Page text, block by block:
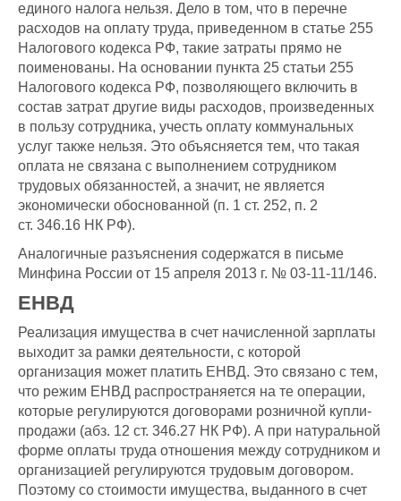
единого налога нельзя. Дело в том, что в перечне
расходов на оплату труда, приведенном в статье 255
Налогового кодекса РФ, такие затраты прямо не
поименованы. На основании пункта 25 статьи 255
Налогового кодекса РФ, позволяющего включить в
состав затрат другие виды расходов, произведенных
в пользу сотрудника, учесть оплату коммунальных
услуг также нельзя. Это объясняется тем, что такая
оплата не связана с выполнением сотрудником
трудовых обязанностей, а значит, не является
экономически обоснованной (п. 1 ст. 252, п. 2
ст. 346.16 НК РФ).
Аналогичные разъяснения содержатся в письме
Минфина России от 15 апреля 2013 г. № 03-11-11/146.
ЕНВД
Реализация имущества в счет начисленной зарплаты
выходит за рамки деятельности, с которой
организация может платить ЕНВД. Это связано с тем,
что режим ЕНВД распространяется на те операции,
которые регулируются договорами розничной купли-
продажи (абз. 12 ст. 346.27 НК РФ). А при натуральной
форме оплаты труда отношения между сотрудником и
организацией регулируются трудовым договором.
Поэтому со стоимости имущества, выданного в счет